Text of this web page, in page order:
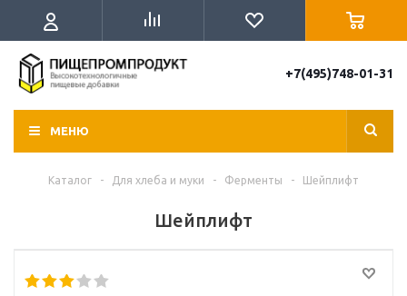
+7(495)748-01-31
МЕНЮ
Каталог - Для хлеба и муки - Ферменты - Шейплифт
Шейплифт